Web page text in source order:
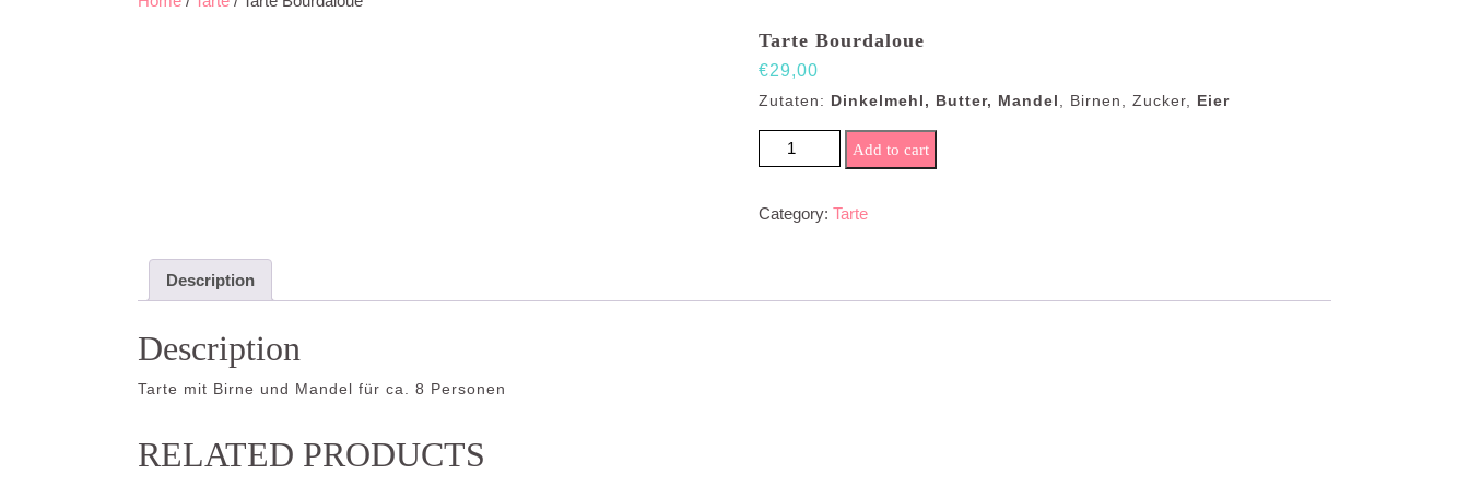
Tarte Bourdaloue
€29,00
Zutaten: Dinkelmehl, Butter, Mandel , Birnen, Zucker, Eier
Tarte Bourdaloue quantity
Add to cart
Category: Tarte
Description
Description
Tarte mit Birne und Mandel für ca. 8 Personen
RELATED PRODUCTS